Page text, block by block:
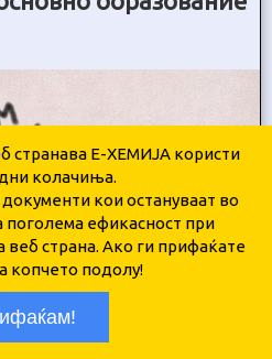
странава Е-ХЕМИЈА користи
колачиња.
кои остануваат во
поголема ефикасност при
страна. Ако ги прифаќате
копчето подолу!